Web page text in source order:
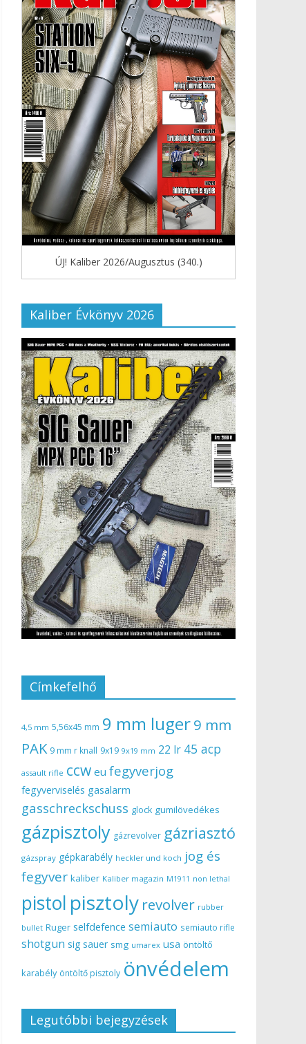
ÚJ! Kaliber 2026/Augusztus (340.)
Kaliber Évkönyv 2026
Címkefelhő
4,5 mm 5,56x45 mm 9 mm luger9 mm
PAK 9 mm r knall 9x19 9x19 mm 22 lr 45 acp
assault rifle ccw eu fegyverjog
fegyverviselés gasalarm
gasschreckschuss glock gumilövedékes
gázpisztoly gázrevolver gázriasztó
gázspray gépkarabély heckler und koch jog és
fegyver kaliber Kaliber magazin M1911 non lethal
pistol pisztoly revolver rubber
bullet Ruger selfdefence semiauto semiauto rifle
shotgun sig sauer smg umarex usa öntöltő
karabély öntöltő pisztoly önvédelem
Legutóbbi bejegyzések